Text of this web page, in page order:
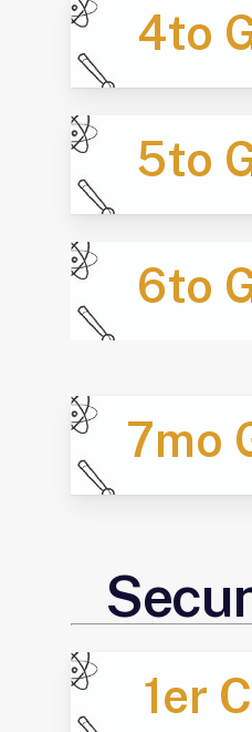
4to
5to
6to
7mo
1er